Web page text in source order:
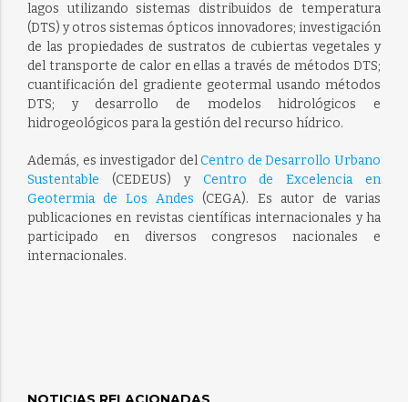
lagos utilizando sistemas distribuidos de temperatura
(DTS) y otros sistemas ópticos innovadores; investigación
de las propiedades de sustratos de cubiertas vegetales y
del transporte de calor en ellas a través de métodos DTS;
cuantificación del gradiente geotermal usando métodos
DTS; y desarrollo de modelos hidrológicos e
hidrogeológicos para la gestión del recurso hídrico.
Además, es investigador delCentro de Desarrollo Urbano
Sustentable (CEDEUS) y Centro de Excelencia en
Geotermia de Los Andes (CEGA). Es autor de varias
publicaciones en revistas científicas internacionales y ha
participado en diversos congresos nacionales e
internacionales.